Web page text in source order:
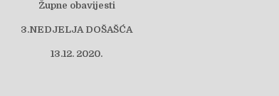
Župne obavijesti
3.NEDJELJA DOŠAŠĆA
13.12. 2020.